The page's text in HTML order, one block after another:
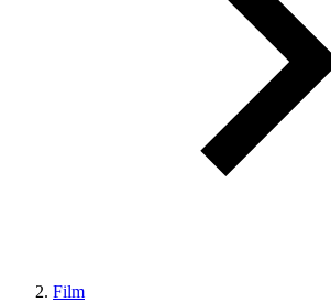
Film